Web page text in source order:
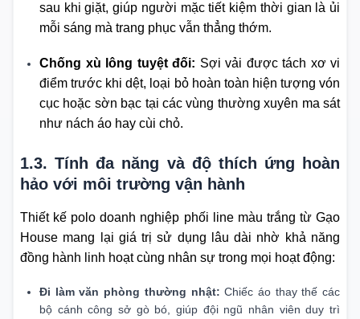
sau khi giặt, giúp người mặc tiết kiệm thời gian là ủi
mỗi sáng mà trang phục vẫn thẳng thớm.
Chống xù lông tuyệt đối: Sợi vải được tách xơ vi
điểm trước khi dệt, loại bỏ hoàn toàn hiện tượng vón
cục hoặc sờn bạc tại các vùng thường xuyên ma sát
như nách áo hay cùi chỏ.
1.3. Tính đa năng và độ thích ứng hoàn
hảo với môi trường vận hành
Thiết kế polo doanh nghiệp phối line màu trắng từ Gạo
House mang lại giá trị sử dụng lâu dài nhờ khả năng
đồng hành linh hoạt cùng nhân sự trong mọi hoạt động:
Đi làm văn phòng thường nhật: Chiếc áo thay thế các
bộ cánh công sở gò bó, giúp đội ngũ nhân viên duy trì